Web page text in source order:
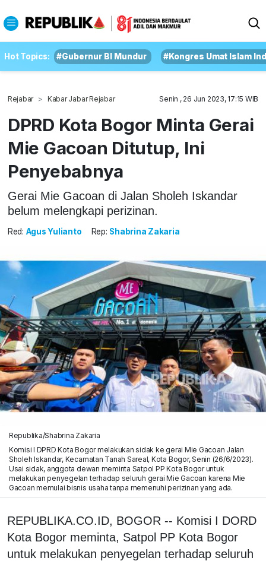
Hot Topics: #Gubernur BI Mundur #Kongres Umat Islam
Rejabar Kabar Jabar Rejabar Senin , 26 Jun 2023, 17:15 WIB
DPRD Kota Bogor Minta Gerai
Mie Gacoan Ditutup, Ini
Penyebabnya
Gerai Mie Gacoan di Jalan Sholeh Iskandar
belum melengkapi perizinan.
Red: Agus Yulianto Rep: Shabrina Zakaria
Republika/Shabrina Zakaria
Komisi I DPRD Kota Bogor melakukan sidak ke gerai Mie Gacoan Jalan
Sholeh Iskandar, Kecamatan Tanah Sareal, Kota Bogor, Senin (26/6/2023).
Usai sidak, anggota dewan meminta Satpol PP Kota Bogor untuk
melakukan penyegelan terhadap seluruh gerai Mie Gacoan karena Mie
Gacoan memulai bisnis usaha tanpa memenuhi perizinan yang ada.
REPUBLIKA.CO.ID, BOGOR -- Komisi I DORD
Kota Bogor meminta, Satpol PP Kota Bogor
untuk melakukan penyegelan terhadap seluruh